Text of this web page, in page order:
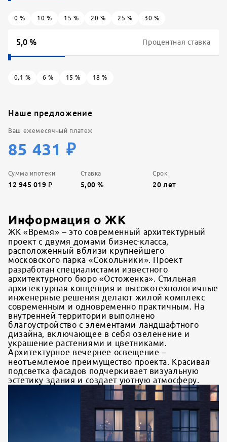
0 % 10 % 15 % 20 % 25 % 30 %
Процентная ставка
0,1 % 6 % 15 % 18 %
Наше предложение
Ваш ежемесячный платеж
85 431 ₽
Сумма ипотеки
12 945 019 ₽
Ставка
5,00 %
Срок
20 лет
Информация о ЖК
ЖК «Время» – это современный архитектурный
проект с двумя домами бизнес-класса,
расположенный вблизи крупнейшего
московского парка «Сокольники». Проект
разработан специалистами известного
архитектурного бюро «Остоженка». Стильная
архитектурная концепция и высокотехнологичные
инженерные решения делают жилой комплекс
современным и одновременно практичным. На
внутренней территории выполнено
благоустройство с элементами ландшафтного
дизайна, включающее в себя озеленение и
украшение растениями и цветниками.
Архитектурное вечернее освещение –
неотъемлемое преимущество проекта. Красивая
подсветка фасадов подчеркивает визуальную
эстетику здания и создает уютную атмосферу.